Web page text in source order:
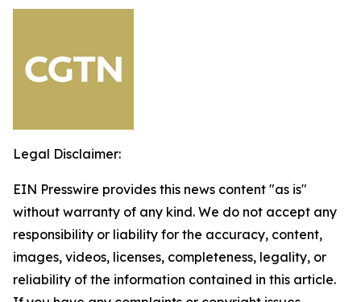
Legal Disclaimer:
EIN Presswire provides this news content "as is"
without warranty of any kind. We do not accept any
responsibility or liability for the accuracy, content,
images, videos, licenses, completeness, legality, or
reliability of the information contained in this article.